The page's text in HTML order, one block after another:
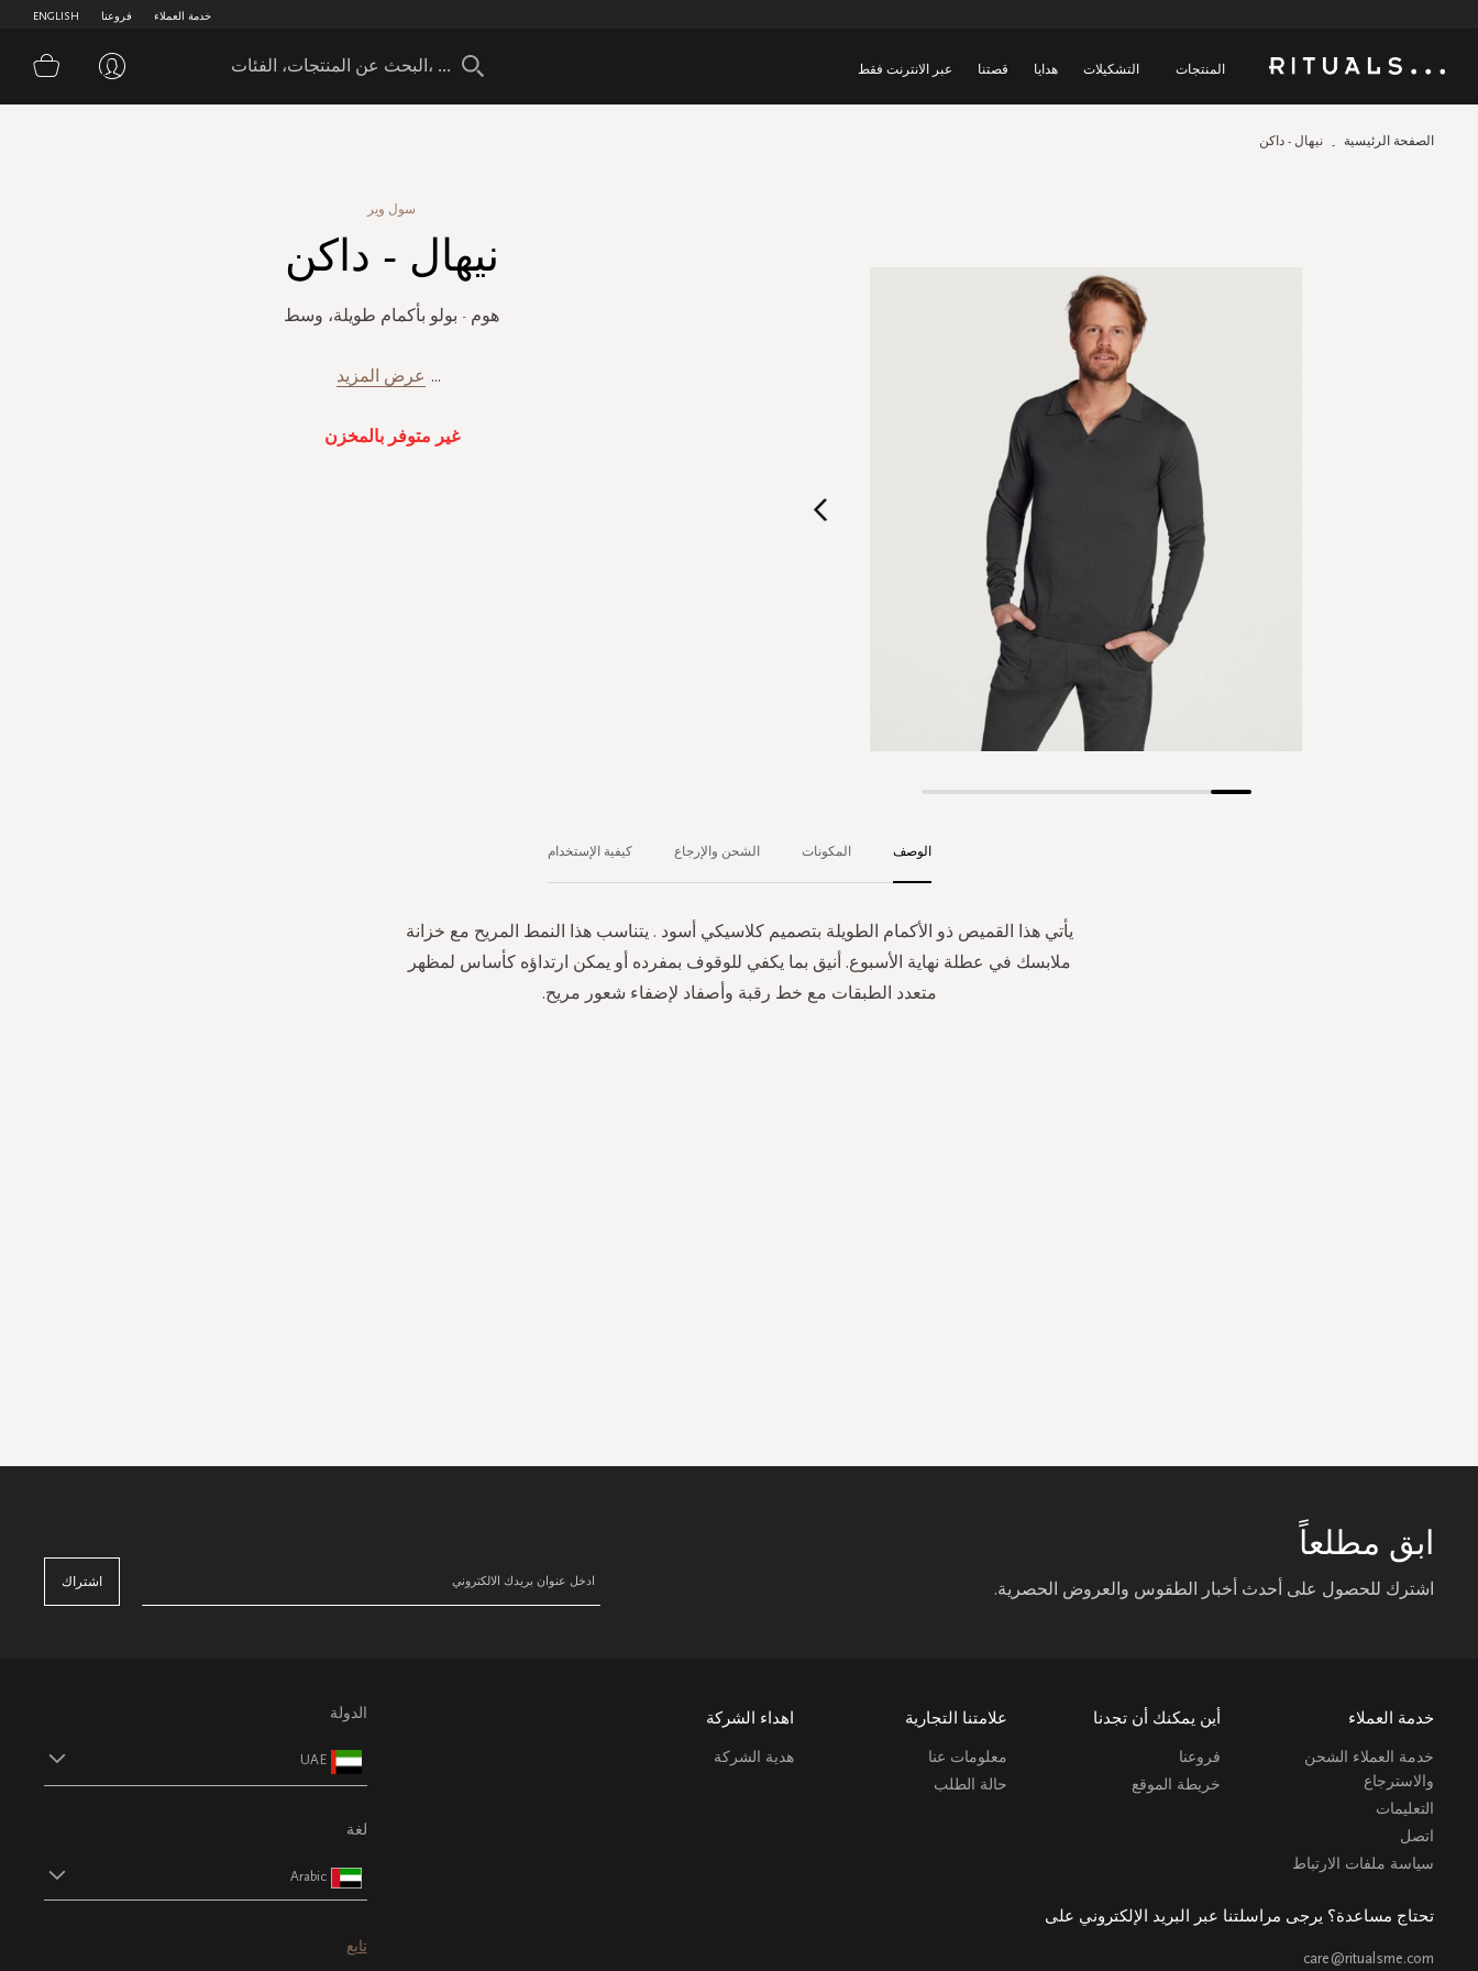
ENGLISH فروعنا خدمة العملاء
المنتجات التشكيلات هدايا قصتنا عبر الانترنت فقط سلة
الصفحة الرئيسية نيهال - داكن
سول وير
نيهال - داكن
هوم - بولو بأكمام طويلة، وسط
... عرض المزيد
غير متوفر بالمخزن
الوصف
يأتي هذا القميص ذو الأكمام الطويلة بتصميم كلاسيكي أسود . يتناسب هذا النمط المريح مع خزانة
ملابسك في عطلة نهاية الأسبوع. أنيق بما يكفي للوقوف بمفرده أو يمكن ارتداؤه كأساس لمظهر
متعدد الطبقات مع خط رقبة وأصفاد لإضفاء شعور مريح.
المكونات الشحن والإرجاع كيفية الإستخدام
ابق مطلعاً
اشترك للحصول على أحدث أخبار الطقوس والعروض الحصرية. اشتراك
خدمة العملاء
خدمة العملاء الشحن
والاسترجاع
التعليمات
اتصل
سياسة ملفات الارتباط
أين يمكنك أن تجدنا
فروعنا
خريطة الموقع
علامتنا التجارية
معلومات عنا
حالة الطلب
اهداء الشركة
هدية الشركة
تحتاج مساعدة؟ يرجى مراسلتنا عبر البريد الإلكتروني على
care@ritualsme.com
الدولة
UAE
لغة
Arabic
تابع